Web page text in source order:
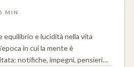
MIN
equilibrio e lucidità nella vita
in cui la mente è
notifiche, impegni, pensieri…